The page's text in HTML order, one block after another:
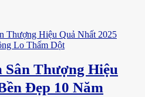
Sân Thượng Hiệu
Đẹp 10 Năm